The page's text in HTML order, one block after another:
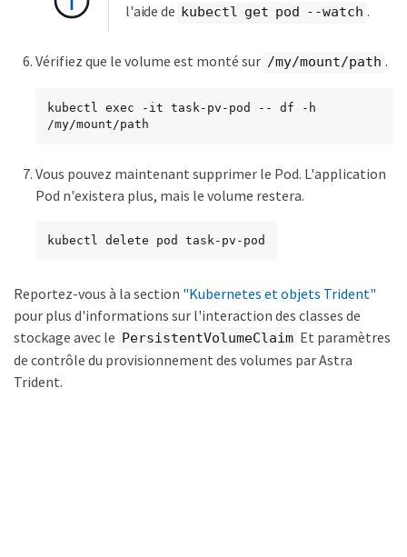
l'aide de kubectl get pod --watch .
Vérifiez que le volume est monté sur /my/mount/path .
kubectl exec -it task-pv-pod -- df -h
/my/mount/path
Vous pouvez maintenant supprimer le Pod. L'application
Pod n'existera plus, mais le volume restera.
kubectl delete pod task-pv-pod
Reportez-vous à la section "Kubernetes et objets Trident"
pour plus d'informations sur l'interaction des classes de
stockage avec le PersistentVolumeClaim Et paramètres
de contrôle du provisionnement des volumes par Astra
Trident.